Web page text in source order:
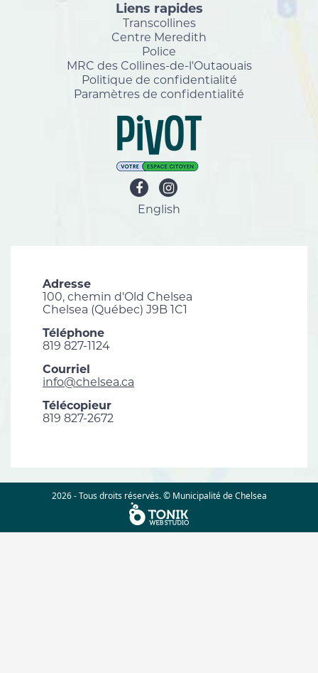
Liens rapides
Transcollines
Centre Meredith
Police
MRC des Collines-de-l'Outaouais
Politique de confidentialité
Paramètres de confidentialité
English
Adresse
100, chemin d'Old Chelsea
Chelsea (Québec) J9B 1C1
Téléphone
819 827-1124
Courriel
info@chelsea.ca
Télécopieur
819 827-2672
2026 - Tous droits réservés. © Municipalité de Chelsea